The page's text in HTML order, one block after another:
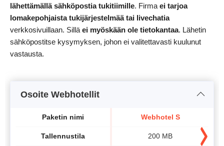
lähettämällä sähköpostia tukitiimille. Firma ei tarjoa
lomakepohjaista tukijärjestelmää tai livechatia
verkkosivuillaan. Sillä ei myöskään ole tietokantaa. Lähetin
sähköpostitse kysymyksen, johon ei valitettavasti kuulunut
vastausta.
Osoite Webhotellit
Paketin nimi
Tallennustila
Webhotel S
200 MB